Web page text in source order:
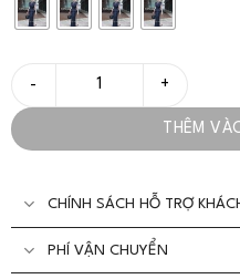
Set Áo Váy Xẻ Tà Sọc Dọc
THÊM
CHÍNH SÁCH HỖ TRỢ
PHÍ VẬN CHUYỂN